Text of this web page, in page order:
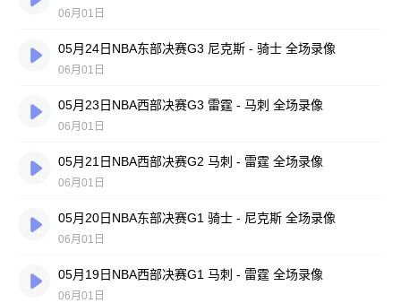
06月01日
05月24日NBA东部决赛G3 尼克斯 - 骑士 全场录像
06月01日
05月23日NBA西部决赛G3 雷霆 - 马刺 全场录像
06月01日
05月21日NBA西部决赛G2 马刺 - 雷霆 全场录像
06月01日
05月20日NBA东部决赛G1 骑士 - 尼克斯 全场录像
06月01日
05月19日NBA西部决赛G1 马刺 - 雷霆 全场录像
06月01日